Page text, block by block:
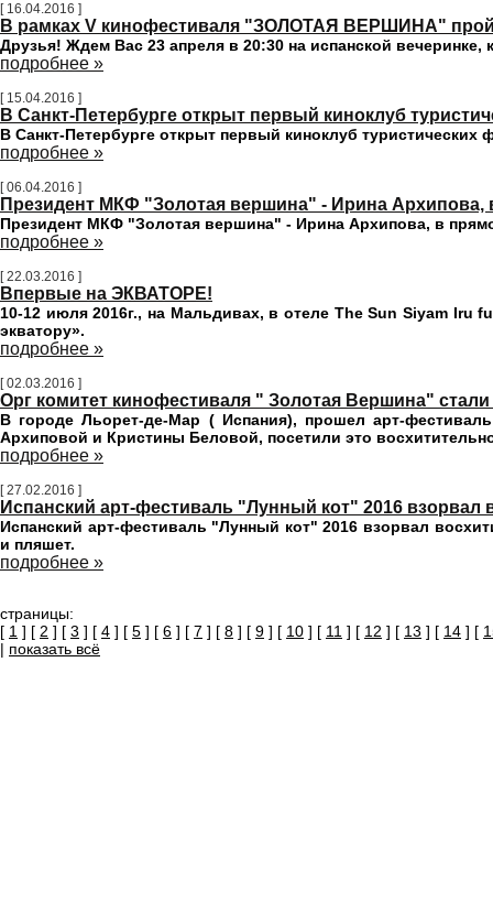
[ 16.04.2016 ]
В рамках V кинофестиваля "ЗОЛОТАЯ ВЕРШИНА"
Друзья! Ждем Вас 23 апреля в 20:30 на испанской
подробнее »
[ 15.04.2016 ]
В Санкт-Петербурге открыт первый киноклуб
В Санкт-Петербурге открыт первый киноклуб туристических
подробнее »
[ 06.04.2016 ]
Президент МКФ "Золотая вершина" - Ирина Архипова,
Президент МКФ "Золотая вершина" - Ирина Архипова, в
подробнее »
[ 22.03.2016 ]
Впервые на ЭКВАТОРЕ!
10-12 июля 2016г., на Мальдивах, в отеле The Sun Siyam Iru
экватору».
подробнее »
[ 02.03.2016 ]
Орг комитет кинофестиваля " Золотая Вершина"
В городе Льорет-де-Мар ( Испания), прошел арт-
Архиповой и Кристины Беловой, посетили это
подробнее »
[ 27.02.2016 ]
Испанский арт-фестиваль "Лунный кот" 2016
Испанский арт-фестиваль "Лунный кот" 2016 взорвал
и пляшет.
подробнее »
страницы:
[ 1 ] [ 2 ] [ 3 ] [ 4 ] [ 5 ] [ 6 ] [ 7 ] [ 8 ] [ 9 ] [ 10 ] [ 11 ] [ 12 ] [ 13 ] [ 14 ] [
| показать всё